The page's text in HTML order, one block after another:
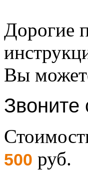
Дорогие
Вы
Звоните
500 руб.